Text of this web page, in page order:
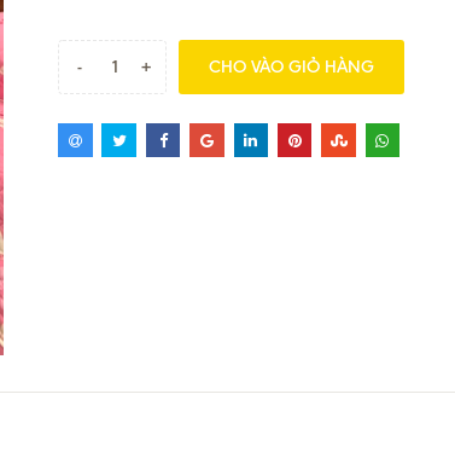
- + CHO VÀO GIỎ HÀNG